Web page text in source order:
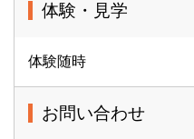
体験・見学
体験随時
お問い合わせ